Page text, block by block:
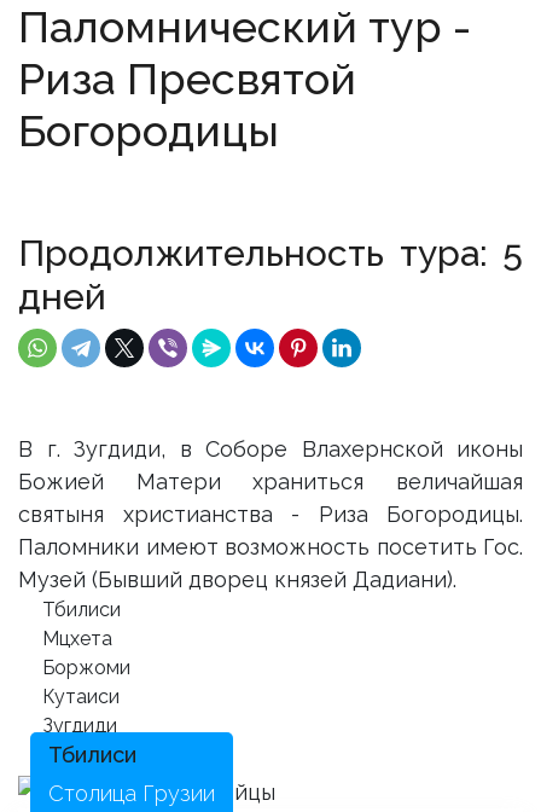
Паломнический тур -
Риза Пресвятой
Богородицы
Продолжительность тура: 5
дней
В г. Зугдиди, в Соборе Влахернской иконы
Божией Матери храниться величайшая
святыня христианства - Риза Богородицы.
Паломники имеют возможность посетить Гос.
Музей (Бывший дворец князей Дадиани).
Тбилиси
Мцхета
Боржоми
Кутаиси
Зугдиди
Тбилиси
Столица Грузии